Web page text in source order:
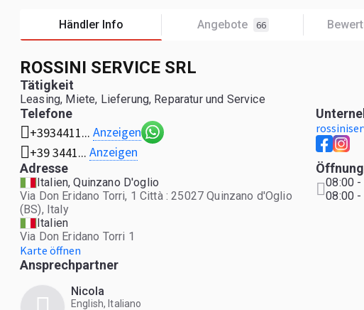
Händler Info Angebote 66
ROSSINI SERVICE SRL
Tätigkeit
Leasing, Miete, Lieferung, Reparatur und Service
Telefone
+3934411... Anzeigen
+39 3441... Anzeigen
Adresse
Italien, Quinzano D'oglio
Via Don Eridano Torri, 1 Città : 25027 Quinzano d'Oglio
(BS), Italy
Italien
Via Don Eridano Torri 1
Karte öffnen
08:00 -
08:00 -
Ansprechpartner
Nicola
English, Italiano